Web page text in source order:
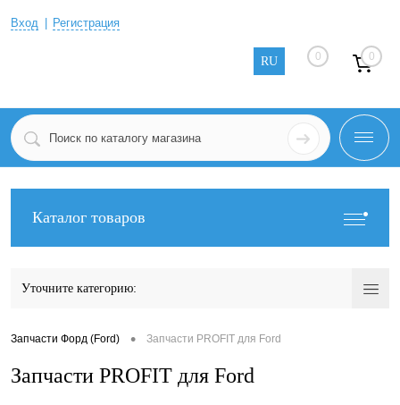
Вход Регистрация
RU 0 0
Каталог товаров
Уточните категорию:
Запчасти Форд (Ford) • Запчасти PROFIT для Ford
Запчасти PROFIT для Ford